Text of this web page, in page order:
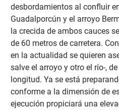
desbordamientos al confluir
Guadalporcún y el arroyo
la crecida de ambos cauces
de 60 metros de carretera.
en la actualidad se quieren
salve el arroyo y otro el río-,
longitud. Ya se está
conforme a la dimensión de
ejecución propiciará una